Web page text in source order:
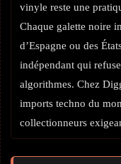
vinyle reste une
Chaque galette noire
d’Espagne ou des
indépendant qui
algorithmes. Chez
imports techno du
collectionneurs